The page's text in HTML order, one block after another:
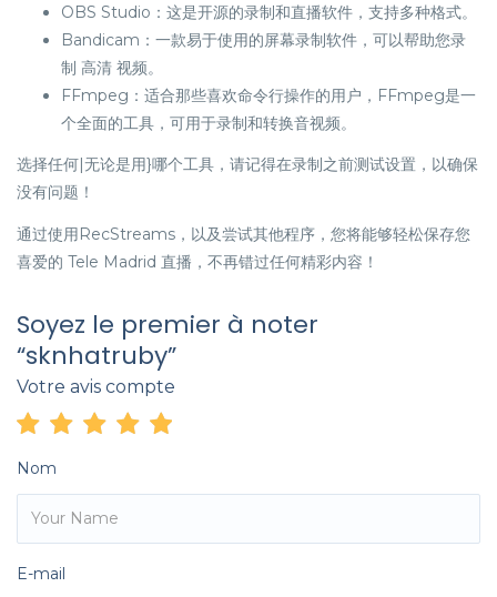
OBS Studio：这是开源的录制和直播软件，支持多种格式。
Bandicam：一款易于使用的屏幕录制软件，可以帮助您录
制 高清 视频。
FFmpeg：适合那些喜欢命令行操作的用户，FFmpeg是一
个全面的工具，可用于录制和转换音视频。
选择任何|无论是用}哪个工具，请记得在录制之前测试设置，以确保
没有问题！
通过使用RecStreams，以及尝试其他程序，您将能够轻松保存您
喜爱的 Tele Madrid 直播，不再错过任何精彩内容！
Soyez le premier à noter
“sknhatruby”
Votre avis compte
Nom
E-mail